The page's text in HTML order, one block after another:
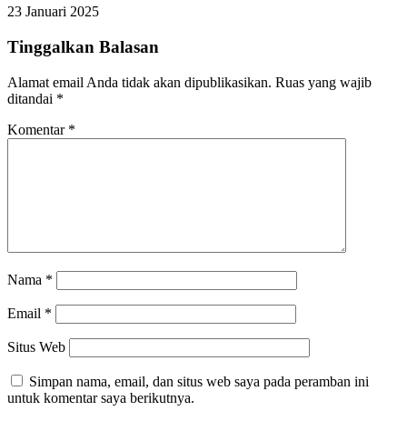
23 Januari 2025
Tinggalkan Balasan
Alamat email Anda tidak akan dipublikasikan. Ruas yang wajib
ditandai *
Komentar *
Nama *
Email *
Situs Web
Simpan nama, email, dan situs web saya pada peramban ini
untuk komentar saya berikutnya.